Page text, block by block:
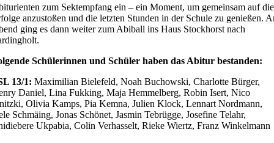
zum Sektempfang ein – ein Moment, um gemeinsam auf die
anzustoßen und die letzten Stunden in der Schule zu genießen.
ging es dann weiter zum Abiball ins Haus Stockhorst nach
Schülerinnen und Schüler haben das Abitur bestanden:
13/1: Maximilian Bielefeld, Noah Buchowski, Charlotte Bürger,
Daniel, Lina Fukking, Maja Hemmelberg, Robin Isert, Nico
Olivia Kamps, Pia Kemna, Julien Klock, Lennart Nordmann,
Schmäing, Jonas Schönet, Jasmin Tebrügge, Josefine Telahr,
Ukpabia, Colin Verhasselt, Rieke Wiertz, Franz Winkelmann